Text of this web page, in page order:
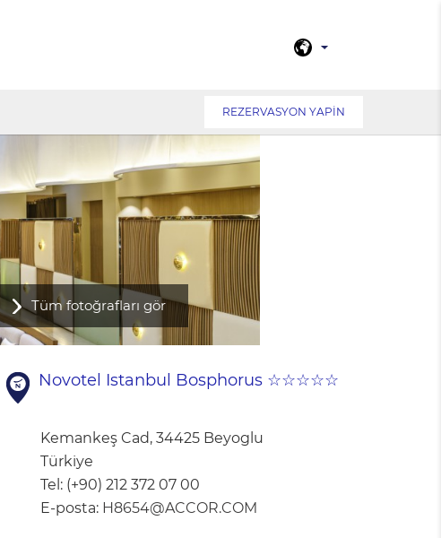
REZERVASYON YAPIN
Tüm fotoğrafları gör
Novotel Istanbul Bosphorus ☆☆☆☆☆
Kemankeş Cad, 34425 Beyoglu
Türkiye
Tel: (+90) 212 372 07 00
E-posta: H8654@ACCOR.COM